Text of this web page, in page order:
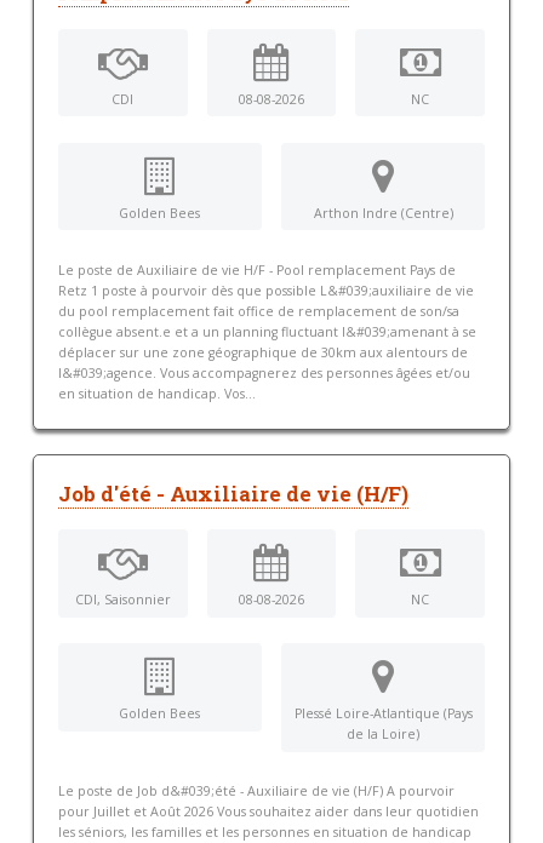
CDI 08-08-2026 NC
Golden Bees Arthon Indre (Centre)
Le poste de Auxiliaire de vie H/F - Pool remplacement Pays de
Retz 1 poste à pourvoir dès que possible L&#039;auxiliaire de vie
du pool remplacement fait office de remplacement de son/sa
collègue absent.e et a un planning fluctuant l&#039;amenant à se
déplacer sur une zone géographique de 30km aux alentours de
l&#039;agence. Vous accompagnerez des personnes âgées et/ou
en situation de handicap. Vos...
Job d'été - Auxiliaire de vie (H/F)
CDI, Saisonnier 08-08-2026 NC
Golden Bees
Plessé Loire-Atlantique (Pays
de la Loire)
Le poste de Job d&#039;été - Auxiliaire de vie (H/F) A pourvoir
pour Juillet et Août 2026 Vous souhaitez aider dans leur quotidien
les séniors, les familles et les personnes en situation de handicap